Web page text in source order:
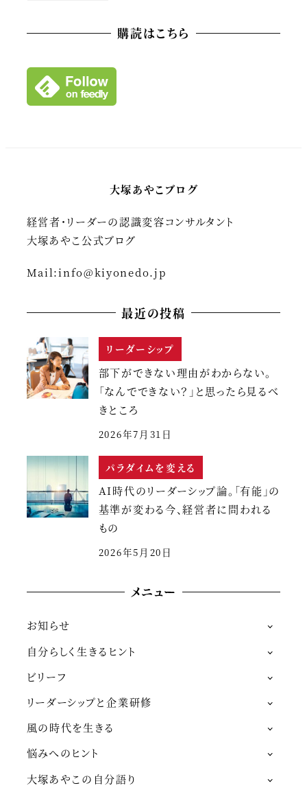
ブ
購読はこちら
大塚あやこブログ
経営者・リーダーの認識変容コンサルタント
大塚あやこ公式ブログ
Mail:info@kiyonedo.jp
最近の投稿
リーダーシップ
部下ができない理由がわからない。
「なんでできない？」と思ったら見るべ
きところ
2026年7月31日
パラダイムを変える
AI時代のリーダーシップ論。「有能」の
基準が変わる今、経営者に問われる
もの
2026年5月20日
メニュー
お知らせ
自分らしく生きるヒント
ビリーフ
リーダーシップと企業研修
風の時代を生きる
悩みへのヒント
大塚あやこの自分語り